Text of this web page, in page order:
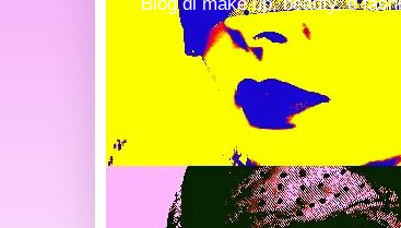
Blog di make up, beauty, e